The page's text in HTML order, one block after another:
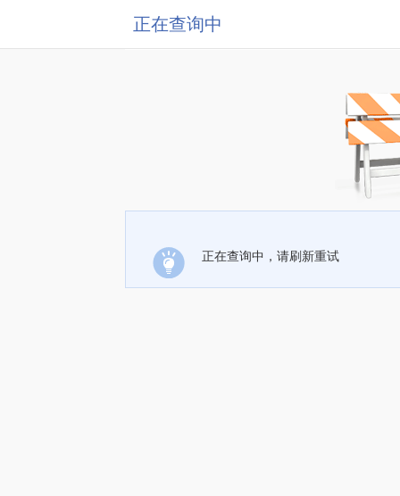
正在查询中
正在查询中，请刷新重试